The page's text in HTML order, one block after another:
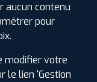
aucun contenu
pour
modifier votre
le lien 'Gestion